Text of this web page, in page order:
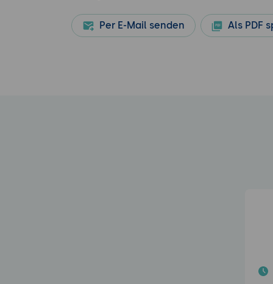
Per E-Mail senden Als PDF